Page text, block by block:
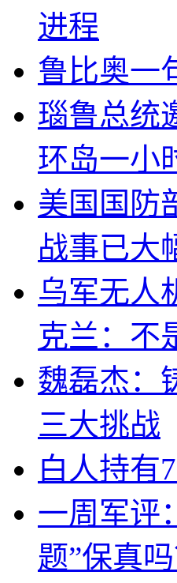
进程
鲁比奥一
瑙鲁总统
环岛一小
美国国防
战事已大
乌军无人
克兰：不
魏磊杰：
三大挑战
白人持有
一周军评
题”保真